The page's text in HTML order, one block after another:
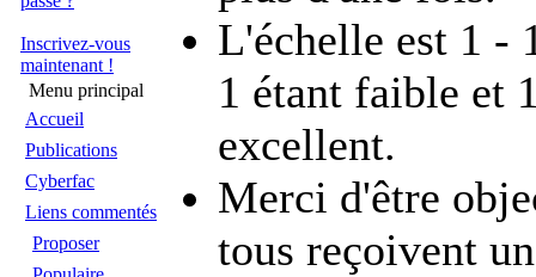
Inscrivez-vous
maintenant !
Menu principal
Accueil
Publications
Cyberfac
Liens commentés
Proposer
L'échelle est 1 -
1 étant faible et
excellent.
Merci d'être
tous reçoivent